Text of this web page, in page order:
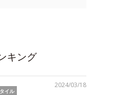
キング
2024/03/18
イル